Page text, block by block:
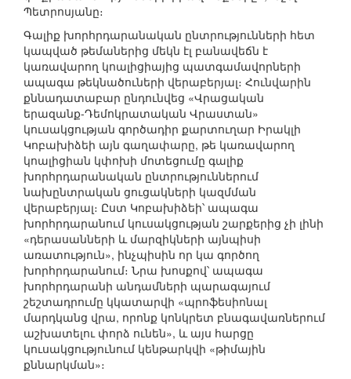
Պետրոսյանը։
Գալիք խորհրդարանական ընտրությունների հետ
կապված թեմաներից մեկն էլ բանավեճն է
կառավարող կոալիցիայից պատգամավորների
ապագա թեկնածուների վերաբերյալ։ Հունվարին
քննադատաբար ընդունվեց «Վրացական
երազանք-Դեմոկրատական Վրաստան»
կուսակցության գործադիր քարտուղար Իրակլի
Կոբախիձեի այն գաղափարը, թե կառավարող
կոալիցիան կփոխի մոտեցումը գալիք
խորհրդարանական ընտրություններում
նախընտրական ցուցակների կազմման
վերաբերյալ։ Ըստ Կոբախիձեի՝ ապագա
խորհրդարանում կուսակցության շարքերից չի լինի
«դերասանների և մարզիկների այնպիսի
առատություն», ինչպիսին որ կա գործող
խորհրդարանում։ Նրա խոսքով՝ ապագա
խորհրդարանի անդամների պարագայում
շեշտադրումը կկատարվի «պրոֆեսիոնալ
մարդկանց վրա, որոնք կոնկրետ բնագավառներում
աշխատելու փորձ ունեն», և այս հարցը
կուսակցությունում կենթարկվի «թիմային
քննարկման»։